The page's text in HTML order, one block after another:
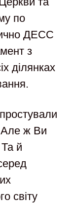
по
ДЕСС
з
ділянках
Але ж Ви
Та й
світу